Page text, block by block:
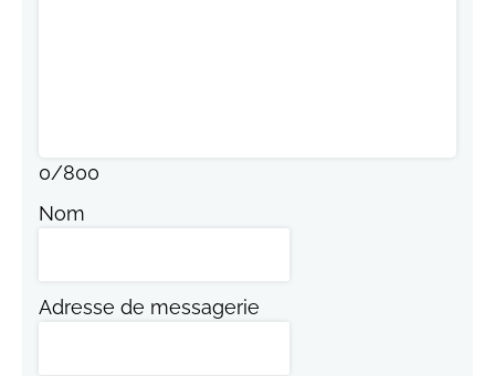
0/800
Nom
Adresse de messagerie